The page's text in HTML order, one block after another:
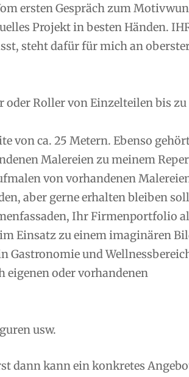
ersten Gespräch zum
Projekt in besten Händen.
steht dafür für mich an
Roller von Einzelteilen bis zu
von ca. 25 Metern. Ebenso
Malereien zu meinem
von vorhandenen
aber gerne erhalten bleiben
Ihr Firmenportfolio
Einsatz zu einem imaginären
Gastronomie und
oder vorhandenen
usw.
dann kann ein konkretes